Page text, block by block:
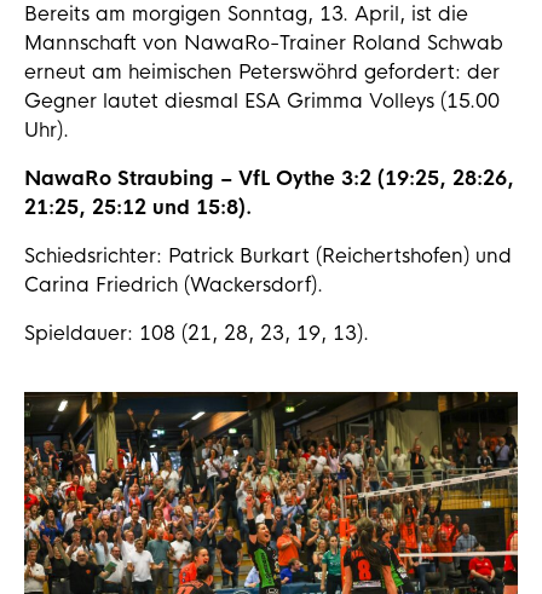
Bereits am morgigen Sonntag, 13. April, ist die
Mannschaft von NawaRo-Trainer Roland Schwab
erneut am heimischen Peterswöhrd gefordert: der
Gegner lautet diesmal ESA Grimma Volleys (15.00
Uhr).
NawaRo Straubing – VfL Oythe 3:2 (19:25, 28:26,
21:25, 25:12 und 15:8).
Schiedsrichter: Patrick Burkart (Reichertshofen) und
Carina Friedrich (Wackersdorf).
Spieldauer: 108 (21, 28, 23, 19, 13).